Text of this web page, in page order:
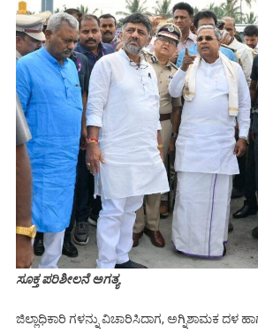
ಸೂಕ್ತ ಪರಿಶೀಲನೆ ಅಗತ್ಯ
ಜಿಲ್ಲಾಧಿಕಾರಿ ಗಳನ್ನು ವಿಚಾರಿಸಿದಾಗ, ಅಗ್ನಿಶಾಮಕ ದಳ